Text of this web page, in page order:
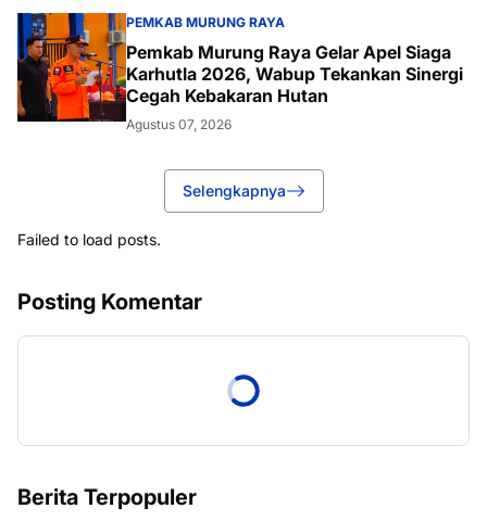
PEMKAB MURUNG RAYA
Pemkab Murung Raya Gelar Apel Siaga
Karhutla 2026, Wabup Tekankan Sinergi
Cegah Kebakaran Hutan
Agustus 07, 2026
Selengkapnya
Failed to load posts.
Posting Komentar
Berita Terpopuler